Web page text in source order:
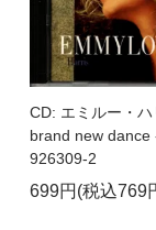
CD: エミルー・ハ
brand new dance
926309-2
699円(税込769